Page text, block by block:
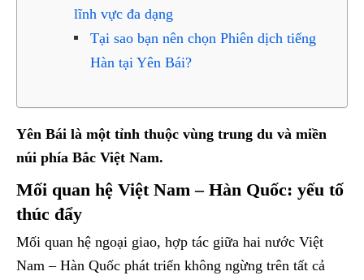
lĩnh vực đa dạng
Tại sao bạn nên chọn Phiên dịch tiếng
Hàn tại Yên Bái?
Yên Bái là một tỉnh thuộc vùng trung du và miền
núi phía Bắc Việt Nam.
Mối quan hệ Việt Nam – Hàn Quốc: yếu tố
thúc đẩy
Mối quan hệ ngoại giao, hợp tác giữa hai nước Việt
Nam – Hàn Quốc phát triển không ngừng trên tất cả